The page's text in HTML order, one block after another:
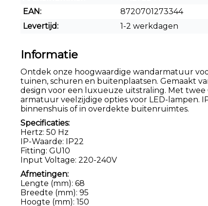
EAN:
8720701273344
Levertijd:
1-2 werkdagen
Informatie
Ontdek onze hoogwaardige wandarmatuur
tuinen, schuren en buitenplaatsen. Gemaakt
design voor een luxueuze uitstraling. Met
armatuur veelzijdige opties voor LED-lampen.
binnenshuis of in overdekte buitenruimtes.
Specificaties:
Hertz: 50 Hz
IP-Waarde: IP22
Fitting: GU10
Input Voltage: 220-240V
Afmetingen:
Lengte (mm): 68
Breedte (mm): 95
Hoogte (mm): 150